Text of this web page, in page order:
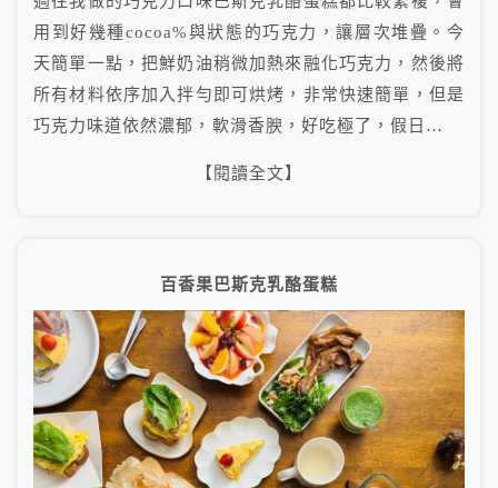
用到好幾種cocoa%與狀態的巧克力，讓層次堆疊。今
天簡單一點，把鮮奶油稍微加熱來融化巧克力，然後將
所有材料依序加入拌勻即可烘烤，非常快速簡單，但是
巧克力味道依然濃郁，軟滑香腴，好吃極了，假日…
【閱讀全文】
百香果巴斯克乳酪蛋糕